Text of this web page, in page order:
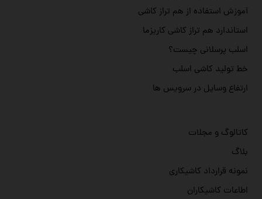
کاتالوگ و مجلات
بلاگ
نمونه قرارداد کاشیکاری
اطاعات کاشیکاران
آموزش استفاده از هم تراز کاشی
استاندارد هم تراز کاشی کاریزما
اسلب پرسلانی چیست؟
خط تولید کاشی اسلب
ارتفاع وسایل در سرویس ها